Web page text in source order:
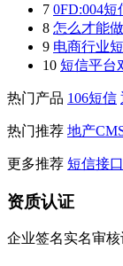
7 0FD:004
8 怎么才能
9 电商行业
10 短信平台
热门产品 106短信
热门推荐 地产
更多推荐 短信接口
资质认证
企业签名实名审核